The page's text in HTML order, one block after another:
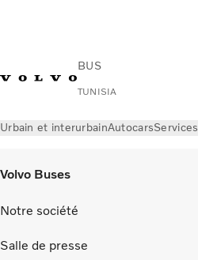
BUS
TUNISIA
Urbain et interurbainAutocarsServices
Volvo Buses
Notre société
Salle de presse